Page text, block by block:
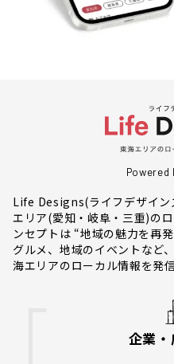
Powered
Life Designs(ライフデザイン
エリア(愛知・岐阜・三重)の
ンセプトは “地域の魅力を再
グルメ、地域のイベントなど
海エリアのローカル情報を発
企業